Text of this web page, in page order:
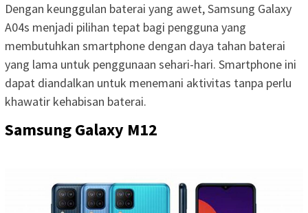
Dengan keunggulan baterai yang awet, Samsung Galaxy
A04s menjadi pilihan tepat bagi pengguna yang
membutuhkan smartphone dengan daya tahan baterai
yang lama untuk penggunaan sehari-hari. Smartphone ini
dapat diandalkan untuk menemani aktivitas tanpa perlu
khawatir kehabisan baterai.
Samsung Galaxy M12